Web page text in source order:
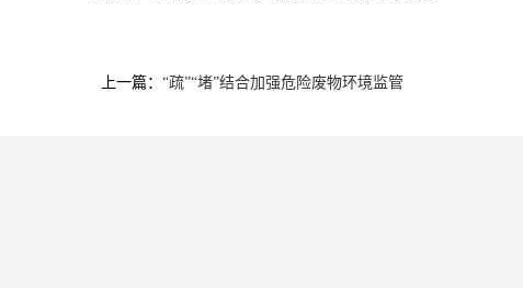
上一篇： “疏”“堵”结合加强危险废物环境监管